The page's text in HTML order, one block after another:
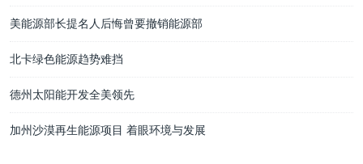
美能源部长提名人后悔曾要撤销能源部
北卡绿色能源趋势难挡
德州太阳能开发全美领先
加州沙漠再生能源项目 着眼环境与发展